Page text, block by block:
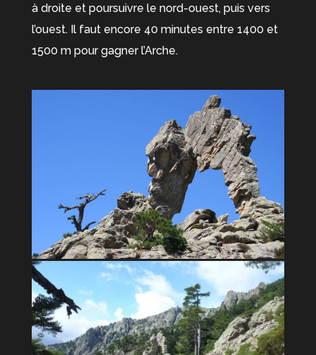
à droite et poursuivre le nord-ouest, puis vers
l’ouest. Il faut encore 40 minutes entre 1400 et
1500 m pour gagner l’Arche.